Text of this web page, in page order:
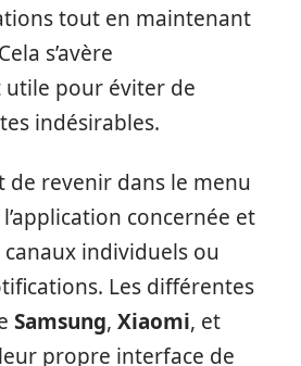
tout en maintenant
s’avère
pour éviter de
indésirables.
de revenir dans le menu
concernée et
individuels ou
Les différentes
Samsung, Xiaomi, et
propre interface de